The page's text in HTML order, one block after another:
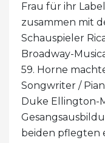
Frau für ihr
zusammen mit
Schauspieler
Broadway-
59. Horne
Songwriter /
Duke Ellington-
beiden pflegten